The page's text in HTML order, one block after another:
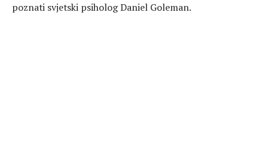
poznati svjetski psiholog Daniel Goleman.